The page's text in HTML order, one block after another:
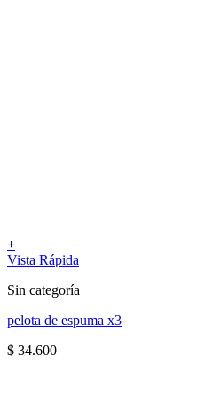
+
Vista Rápida
Sin categoría
pelota de espuma x3
$ 34.600